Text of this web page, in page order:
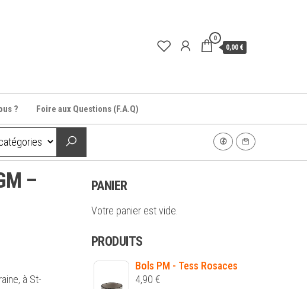
0
0,00 €
? Foire aux Questions (F.A.Q)
–
à St-
PANIER
Votre panier est vide.
PRODUITS
Bols PM - Tess Rosaces
4,90 €